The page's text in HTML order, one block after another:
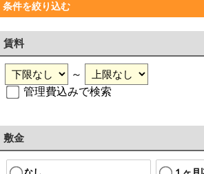
条件を絞り込む
賃料
～
管理費込みで検索
敷金